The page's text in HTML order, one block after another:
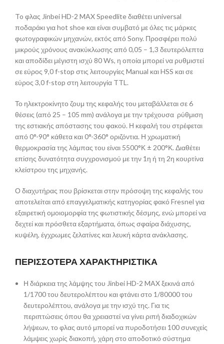
To φλας Jinbei HD-2 MAX Speedlite διαθέτει universal
ποδαράκι για hot shoe και είναι συμβατό με όλες τις μάρκες
φωτογραφικών μηχανών, εκτός από Sony. Προσφέρει πολύ
μικρούς χρόνους ανακύκλωσης από 0,05 – 1,3 δευτερόλεπτα
και αποδίδει μέγιστη ισχύ 80 Ws, η οποία μπορεί να ρυθμιστεί
σε εύρος 9,0 f-stop στις λειτουργίες Manual και HSS και σε
εύρος 3,0 f-stop στη λειτουργία TTL.
Το ηλεκτροκίνητο ζουμ της κεφαλής του μεταβάλλεται σε 6
θέσεις (από 25 – 105 mm) ανάλογα με την τρέχουσα ρύθμιση
της εστιακής απόστασης του φακού. Η κεφαλή του στρέφεται
από 0°-90° κάθετα και 0°-360° οριζόντια. Η χρωματική
θερμοκρασία της λάμπας του είναι 5500°Κ ± 200°Κ. Διαθέτει
επίσης δυνατότητα συγχρονισμού με την 1η ή τη 2η κουρτίνα
κλείστρου της μηχανής.
Ο διαχυτήρας που βρίσκεται στην πρόσοψη της κεφαλής του
αποτελείται από επαγγελματικής κατηγορίας φακό Fresnel για
εξαιρετική ομοιομορφία της φωτιστικής δέσμης, ενώ μπορεί να
δεχτεί και πρόσθετα εξαρτήματα, όπως σφαίρα διάχυσης,
κυψέλη, έγχρωμες ζελατίνες και λευκή κάρτα ανάκλασης.
ΠΕΡΙΣΣΟΤΕΡΑ ΧΑΡΑΚΤΗΡΙΣΤΙΚΑ
Η διάρκεια της λάμψης του Jinbei HD-2 MAX ξεκινά από
1/1700 του δευτερολέπτου και φτάνει στο 1/80000 του
δευτερολέπτου, ανάλογα με την ισχύ της. Για τις
περιπτώσεις όπου θα χρειαστεί να γίνει ριπή διαδοχικών
λήψεων, το φλας αυτό μπορεί να πυροδοτήσει 100 συνεχείς
λάμψεις χωρίς διακοπή, χάρη στο αποδοτικό σύστημα